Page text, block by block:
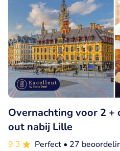
Overnachting voor 2 +
out nabij Lille
9.3 Perfect • 27